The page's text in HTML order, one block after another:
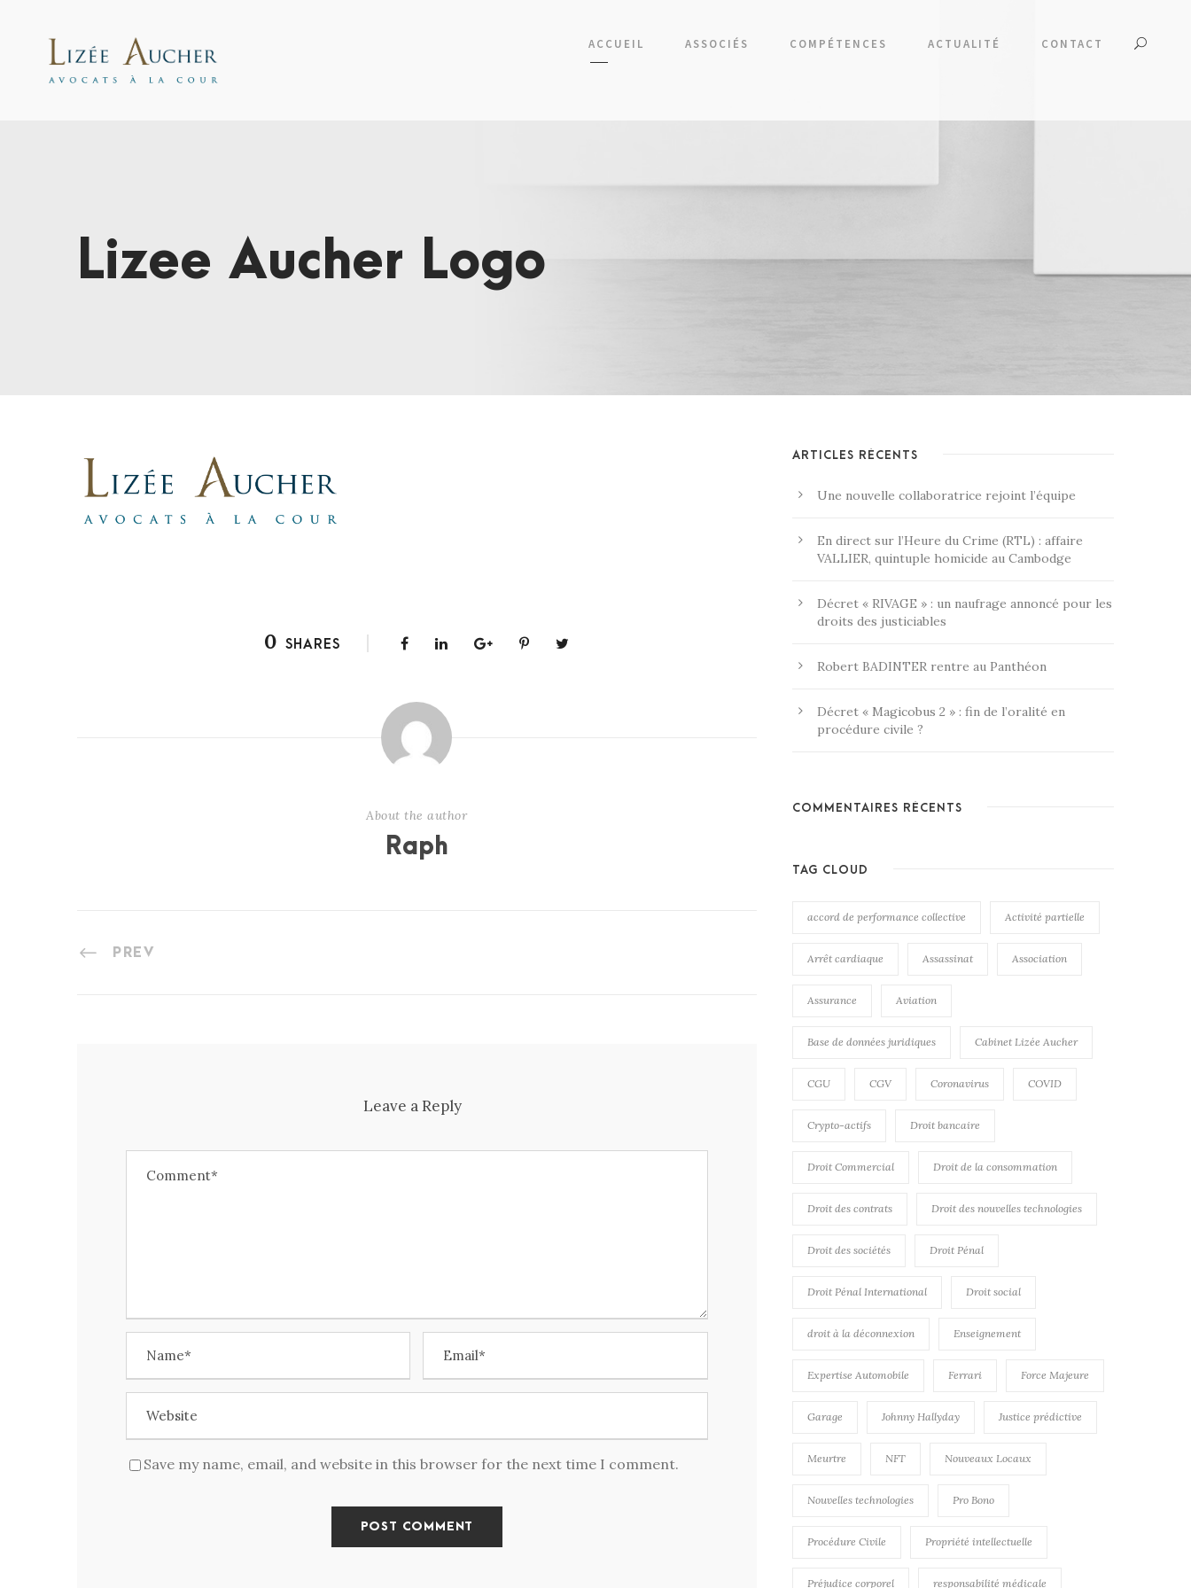
ACCUEIL ASSOCIÉS COMPÉTENCES ACTUALITÉ CONTACT
Lizee Aucher Logo
0 SHARES
About the author
Raph
PREV
Leave a Reply
Save my name, email, and website in this browser for the next time I comment.
ARTICLES RÉCENTS
Une nouvelle collaboratrice rejoint l’équipe
En direct sur l’Heure du Crime (RTL) : affaire
VALLIER, quintuple homicide au Cambodge
Décret « RIVAGE » : un naufrage annoncé pour les
droits des justiciables
Robert BADINTER rentre au Panthéon
Décret « Magicobus 2 » : fin de l’oralité en
procédure civile ?
COMMENTAIRES RÉCENTS
TAG CLOUD
accord de performance collective Activité partielle
Arrêt cardiaque Assassinat Association
Assurance Aviation
Base de données juridiques Cabinet Lizée Aucher
CGU CGV Coronavirus COVID
Crypto-actifs Droit bancaire
Droit Commercial Droit de la consommation
Droit des contrats Droit des nouvelles technologies
Droit des sociétés Droit Pénal
Droit Pénal International Droit social
droit à la déconnexion Enseignement
Expertise Automobile Ferrari Force Majeure
Garage Johnny Hallyday Justice prédictive
Meurtre NFT Nouveaux Locaux
Nouvelles technologies Pro Bono
Procédure Civile Propriété intellectuelle
Préjudice corporel responsabilité médicale